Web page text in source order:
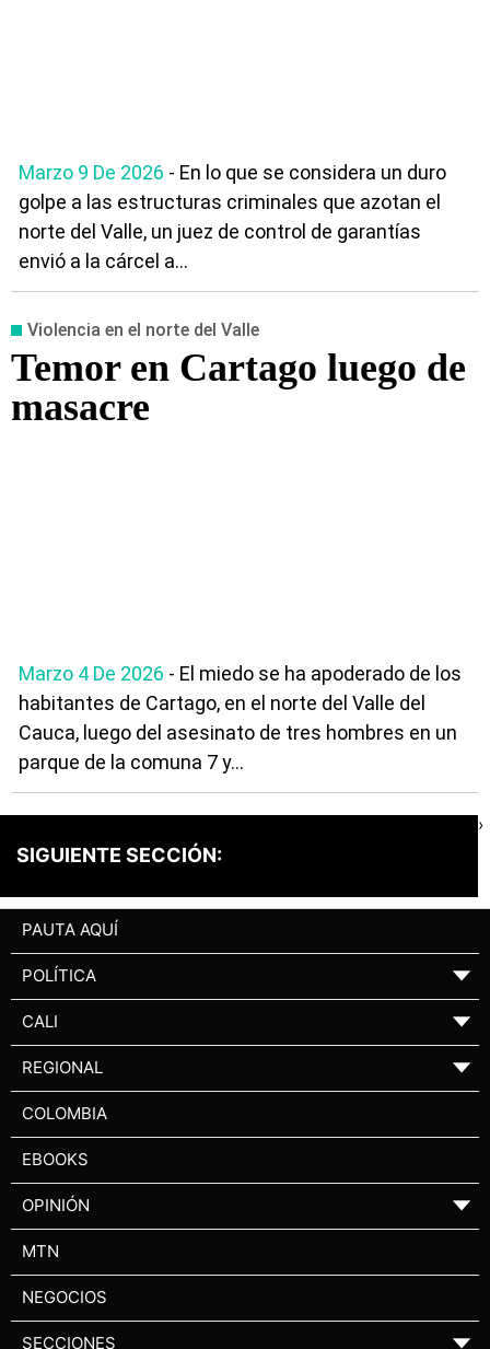
Marzo 9 De 2026 - En lo que se considera un duro
golpe a las estructuras criminales que azotan el
norte del Valle, un juez de control de garantías
envió a la cárcel a...
Violencia en el norte del Valle
Temor en Cartago luego de
masacre
Marzo 4 De 2026 - El miedo se ha apoderado de los
habitantes de Cartago, en el norte del Valle del
Cauca, luego del asesinato de tres hombres en un
parque de la comuna 7 y...
SIGUIENTE SECCIÓN:
›
PAUTA AQUÍ
POLÍTICA ▼
CALI ▼
REGIONAL ▼
COLOMBIA
EBOOKS
OPINIÓN ▼
MTN
NEGOCIOS
SECCIONES ▼